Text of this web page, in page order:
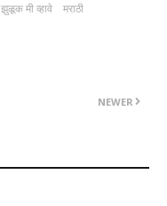
झुळूक मी व्हावे मराठी
NEWER